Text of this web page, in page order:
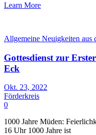
Learn More
Allgemeine Neuigkeiten aus
Gottesdienst zur
Eck
Okt. 23, 2022
Förderkreis
0
1000 Jahre Müden:
16 Uhr 1000 Jahre ist